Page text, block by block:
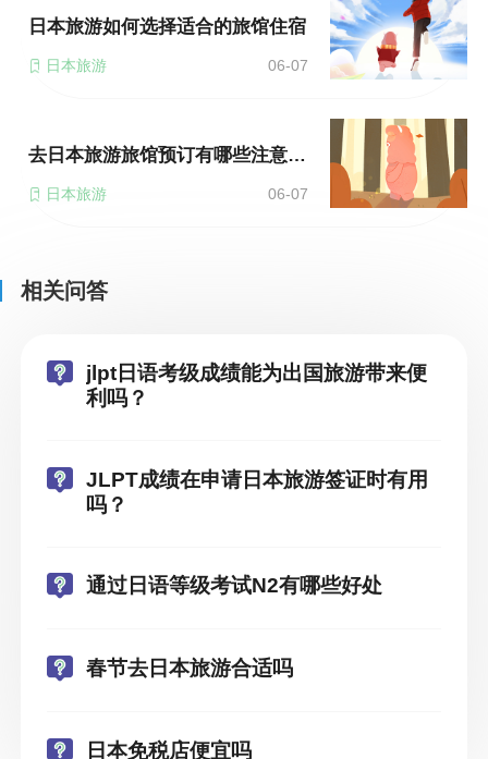
日本旅游如何选择适合的旅馆住宿
日本旅游 06-07
去日本旅游旅馆预订有哪些注意事项
日本旅游 06-07
相关问答
jlpt日语考级成绩能为出国旅游带来便
利吗？
JLPT成绩在申请日本旅游签证时有用
吗？
通过日语等级考试N2有哪些好处
春节去日本旅游合适吗
日本免税店便宜吗